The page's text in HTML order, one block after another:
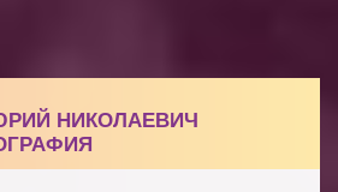
НИКОЛАЕВИЧ